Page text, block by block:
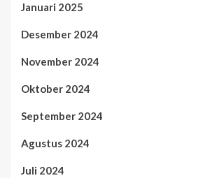
Januari 2025
Desember 2024
November 2024
Oktober 2024
September 2024
Agustus 2024
Juli 2024